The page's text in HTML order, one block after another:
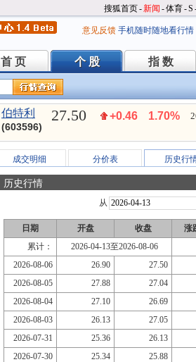
搜狐首页-新闻 -体育-S
意见反馈 手机随时随地看行情
首 页
首 页 个 股
个 股 指 数
指 数
伯特利
(603596)
27.50 +0.46 1.70%
成交明细 分价表 历史行
历史行情
从
日期 开盘 收盘
涨
累计：
2026-04-13至2026-08-06
2026-08-06
26.90
27.50
2026-08-05
27.88
27.04
2026-08-04
27.10
26.69
2026-08-03
26.13
27.05
2026-07-31
25.36
26.13
2026-07-30
25.34
25.88